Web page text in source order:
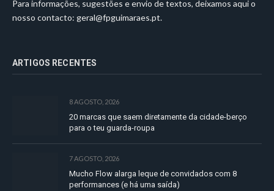
Para informações, sugestões e envio de textos, deixamos aqui o
nosso contacto: geral@fpguimaraes.pt.
ARTIGOS RECENTES
8 AGOSTO, 2026
20 marcas que saem diretamente da cidade-berço
para o teu guarda-roupa
7 AGOSTO, 2026
Mucho Flow alarga leque de convidados com 8
performances (e há uma saída)